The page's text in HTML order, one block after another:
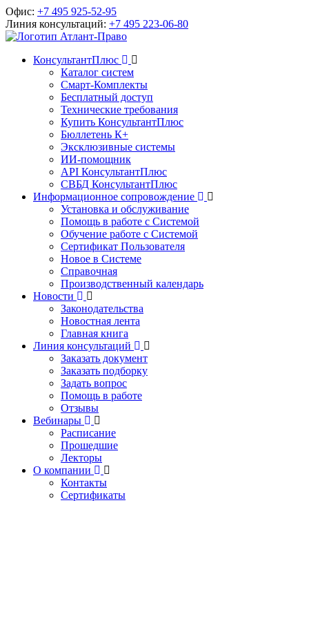
Офис: +7 495 925-52-95
Линия консультаций: +7 495 223-06-80
КонсультантПлюс
Каталог систем
Смарт-Комплекты
Бесплатный доступ
Технические требования
Купить КонсультантПлюс
Бюллетень К+
Эксклюзивные системы
ИИ-помощник
API КонсультантПлюс
СВБД КонсультантПлюс
Информационное сопровождение
Установка и обслуживание
Помощь в работе с Системой
Обучение работе с Системой
Сертификат Пользователя
Новое в Системе
Справочная
Производственный календарь
Новости
Законодательства
Новостная лента
Главная книга
Линия консультаций
Заказать документ
Заказать подборку
Задать вопрос
Помощь в работе
Отзывы
Вебинары
Расписание
Прошедшие
Лекторы
О компании
Контакты
Сертификаты